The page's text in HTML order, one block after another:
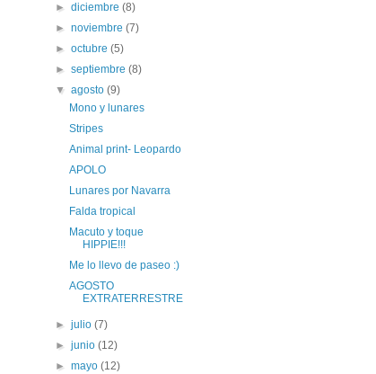
►diciembre(8)
►noviembre(7)
►octubre(5)
►septiembre(8)
▼agosto(9)
Mono y lunares
Stripes
Animal print- Leopardo
APOLO
Lunares por Navarra
Falda tropical
Macuto y toque
HIPPIE!!!
Me lo llevo de paseo :)
AGOSTO
EXTRATERRESTRE
►julio(7)
►junio(12)
►mayo(12)